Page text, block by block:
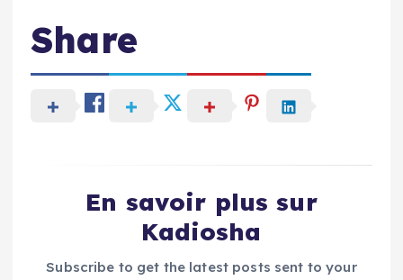
Share
En savoir plus sur
Kadiosha
Subscribe to get the latest posts sent to your